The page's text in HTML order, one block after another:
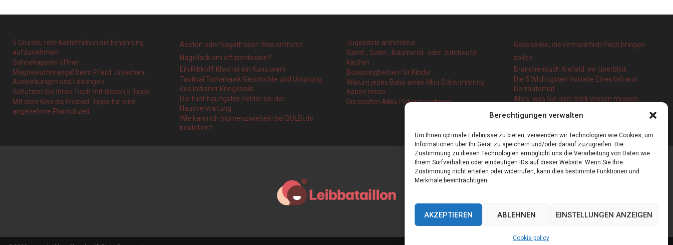
Berechtigungen verwalten
Um Ihnen optimale Erlebnisse zu bieten, verwenden wir Technologien wie Cookies, um
Informationen über Ihr Gerät zu speichern und/oder darauf zuzugreifen. Die
Zustimmung zu diesen Technologien ermöglicht uns die Verarbeitung von Daten wie
Ihrem Surfverhalten oder eindeutigen IDs auf dieser Website. Wenn Sie Ihre
Zustimmung nicht erteilen oder widerrufen, kann dies bestimmte Funktionen und
Merkmale beeinträchtigen.
AKZEPTIEREN ABLEHNEN EINSTELLUNGEN ANZEIGEN
Cookie policy
5 Gründe, rote Kartoffeln in die Ernährung
aufzunehmen
Sahnekapseln öffner
Magnesiummangel beim Pferd: Ursachen,
Auswirkungen und Lösungen
Schützen Sie Ihren Tisch mit diesen 5 Tipps
Mit dem Kind ins Freibad: Tipps für eine
angenehme Planschzeit
Aceton oder Nagelfräser: Was entfernt
Nagellack am effizientesten?
Ein Ribkoff Kleid ist ein Kunstwerk
Tactical Tomahawk Geschichte und Ursprung
des Indianer Kriegsbeils
Die fünf häufigsten Fehler bei der
Hausverwaltung
Wie kann ich blumenzwiebeln bei BULBi.de
bestellen?
Jugendstil architektur
Samt-, Satin-, Baumwoll- oder Jutebeutel
kaufen
Boxspringbetten für Kinder
Warum jedes Baby einen Mini Schwimmring
haben muss
Die besten Akku Poliermaschinen
Geschenke, die vermeintlich Pech bringen
sollen
Branchenbuch Krefeld: ein überblick
Die 5 Wichtigsten Vorteile Eines Infrarot
Dörrautomat
Alles, was Sie über Kork wissen müssen